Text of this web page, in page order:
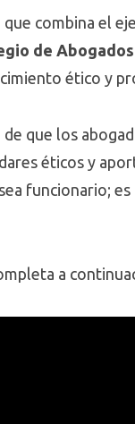
combina el
de
ético y
de que los
éticos y
funcionario;
a